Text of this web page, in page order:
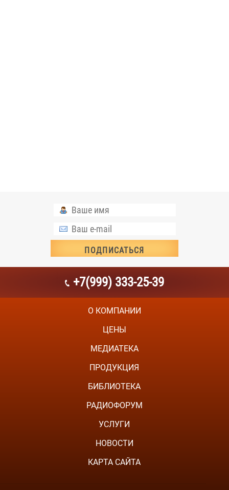
+7(999) 333-25-39
О КОМПАНИИ
ЦЕНЫ
МЕДИАТЕКА
ПРОДУКЦИЯ
БИБЛИОТЕКА
РАДИОФОРУМ
УСЛУГИ
НОВОСТИ
КАРТА САЙТА